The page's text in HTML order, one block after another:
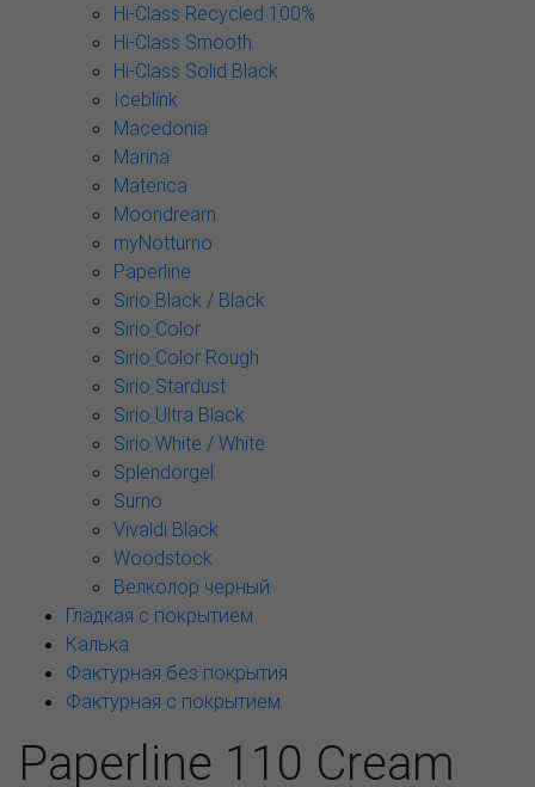
Hi-Class Recycled 100%
Hi-Class Smooth
Hi-Class Solid Black
Iceblink
Macedonia
Marina
Materica
Moondream
myNotturno
Paperline
Sirio Black / Black
Sirio Color
Sirio Color Rough
Sirio Stardust
Sirio Ultra Black
Sirio White / White
Splendorgel
Sumo
Vivaldi Black
Woodstock
Велколор черный
Гладкая с покрытием
Калька
Фактурная без покрытия
Фактурная с покрытием
Paperline 110 Cream